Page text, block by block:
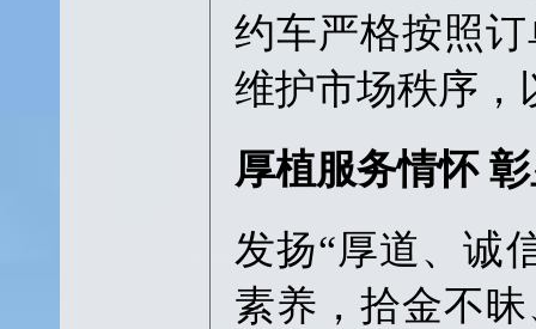
约车严格按照
维护市场秩序，
厚植服务情怀
发扬“厚道、诚
素养，拾金不